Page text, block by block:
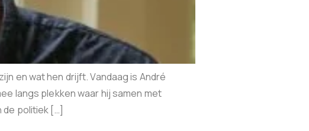
en wat hen drijft. Vandaag is André
langs plekken waar hij samen met
de politiek […]